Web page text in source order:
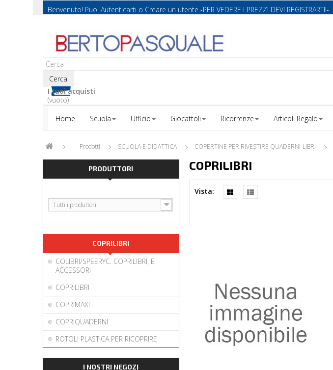
Benvenuto! Puoi Autenticarti o Creare un utente -PER VEDERE I PREZZI DEVI REGISTRARTI!-
Cerca
I tuoi acquisti
(vuoto)
Home
Scuola Ufficio Giocattoli Ricorrenze Articoli Regalo
Prodotti SCUOLA E DIDATTICA COPERTINE PER RIVESTIRE QUADERNI-LIBRI
PRODUTTORI
Tutti i produttori
COPRILIBRI
COLIBRI/SPEERYC. COPRILIBRI, E
ACCESSORI
COPRILIBRI
COPRIMAXI
COPRIQUADERNI
ROTOLI PLASTICA PER RICOPRIRE
I NOSTRI NEGOZI
COPRILIBRI
Vista: